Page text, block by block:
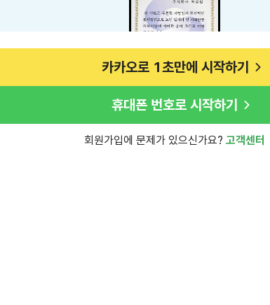
카카오로 1초만에 시작하기
휴대폰 번호로 시작하기
회원가입에 문제가 있으신가요? 고객센터